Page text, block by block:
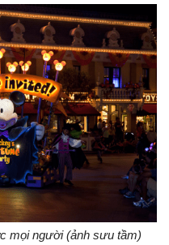
mọi người (ảnh sưu tầm)